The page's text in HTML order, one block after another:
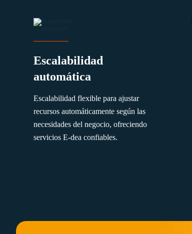
Escalabilidad
automática
Escalabilidad flexible para ajustar
recursos automáticamente según las
necesidades del negocio, ofreciendo
servicios E-dea confiables.